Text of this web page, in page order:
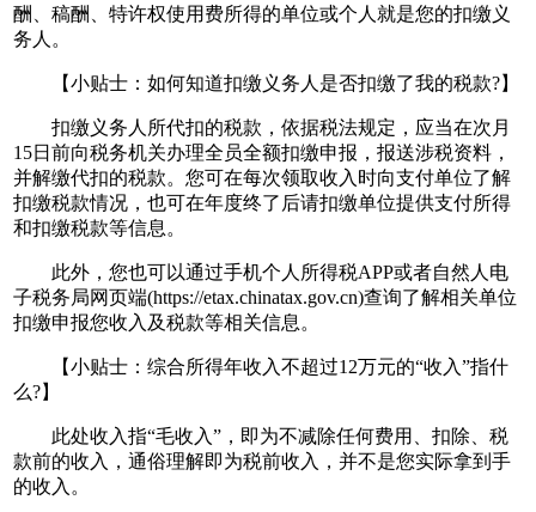
酬、稿酬、特许权使用费所得的单位或个人就是您的扣缴义
务人。
【小贴士：如何知道扣缴义务人是否扣缴了我的税款?】
扣缴义务人所代扣的税款，依据税法规定，应当在次月
15日前向税务机关办理全员全额扣缴申报，报送涉税资料，
并解缴代扣的税款。您可在每次领取收入时向支付单位了解
扣缴税款情况，也可在年度终了后请扣缴单位提供支付所得
和扣缴税款等信息。
此外，您也可以通过手机个人所得税APP或者自然人电
子税务局网页端(https://etax.chinatax.gov.cn)查询了解相关单位
扣缴申报您收入及税款等相关信息。
【小贴士：综合所得年收入不超过12万元的“收入”指什
么?】
此处收入指“毛收入”，即为不减除任何费用、扣除、税
款前的收入，通俗理解即为税前收入，并不是您实际拿到手
的收入。